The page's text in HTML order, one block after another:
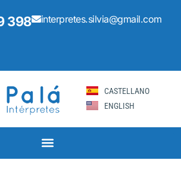
398 interpretes.silvia@gmail.com
CASTELLANO
ENGLISH